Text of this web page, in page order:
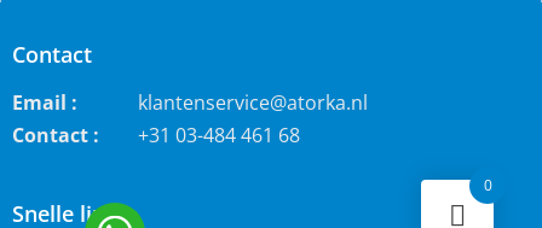
Snelle links
Contact
Email :
klantenservice@atorka.nl
Contact :
+31 03-484 461 68
0